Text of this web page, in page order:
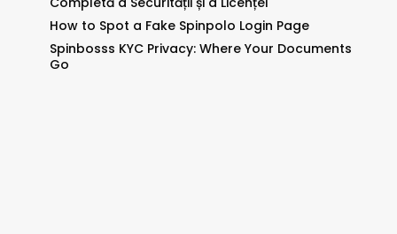
How to Spot a Fake Spinpolo Login Page
Spinbosss KYC Privacy: Where Your Documents
Go